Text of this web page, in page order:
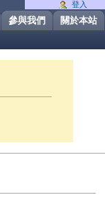
關於本站
參與我們
登入